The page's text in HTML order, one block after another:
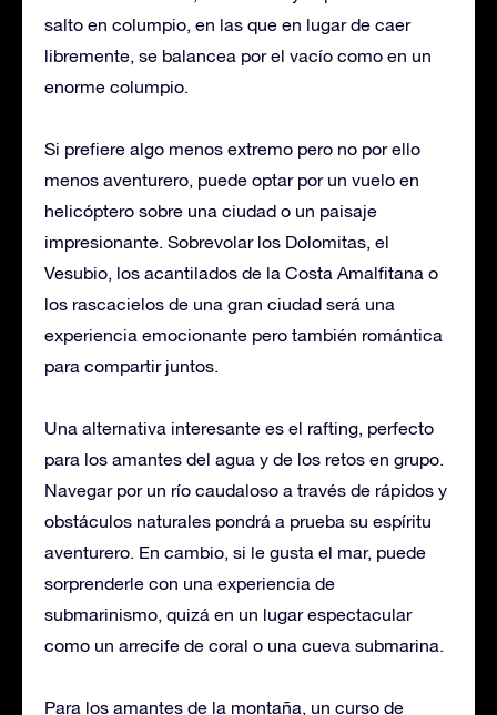
salto en columpio, en las que en lugar de caer
libremente, se balancea por el vacío como en un
enorme columpio.
Si prefiere algo menos extremo pero no por ello
menos aventurero, puede optar por un vuelo en
helicóptero sobre una ciudad o un paisaje
impresionante. Sobrevolar los Dolomitas, el
Vesubio, los acantilados de la Costa Amalfitana o
los rascacielos de una gran ciudad será una
experiencia emocionante pero también romántica
para compartir juntos.
Una alternativa interesante es el rafting, perfecto
para los amantes del agua y de los retos en grupo.
Navegar por un río caudaloso a través de rápidos y
obstáculos naturales pondrá a prueba su espíritu
aventurero. En cambio, si le gusta el mar, puede
sorprenderle con una experiencia de
submarinismo, quizá en un lugar espectacular
como un arrecife de coral o una cueva submarina.
Para los amantes de la montaña, un curso de